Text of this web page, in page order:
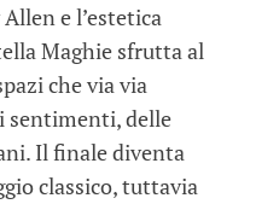
e l’estetica
Maghie sfrutta al
che via via
sentimenti, delle
Il finale diventa
classico, tuttavia